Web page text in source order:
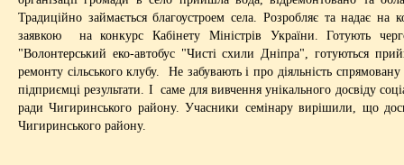
Традиційно займається благоустроем села. Розробляє та надає
заявкою на конкурс Кабінету Міністрів України. Готують
"Волонтерський еко-автобус "Чисті схили Дніпра", готуються
ремонту сільського клубу. Не забувають і про діяльність
підприємці результати. І саме для вивчення унікального досвіду
ради Чигиринського району. Учасники семінару вирішили, що
Чигиринського району.